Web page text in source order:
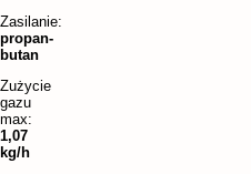
Zasilanie:
propan-
butan
Zużycie
gazu
max:
1,07
kg/h